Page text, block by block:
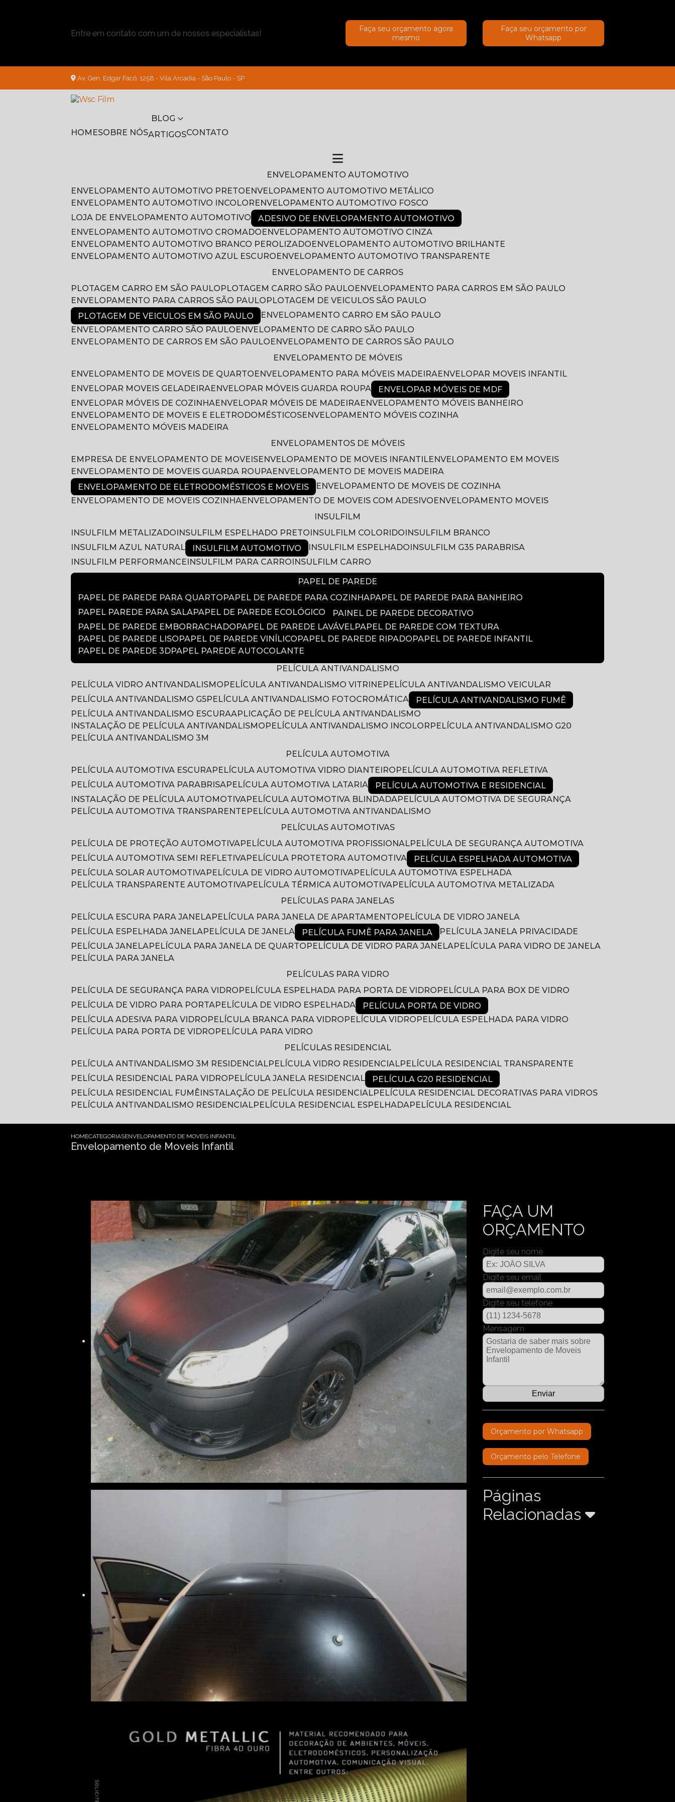
Entre em contato com um de nossos especialistas!
Faça seu orçamento agora
mesmo
Faça seu orçamento por
Whatsapp
Av. Gen. Edgar Facó, 1258 - Vila Arcadia - São Paulo - SP
HOME SOBRE NÓS
BLOG
ARTIGOS
CONTATO
ENVELOPAMENTO AUTOMOTIVO
ENVELOPAMENTO AUTOMOTIVO PRETO
ENVELOPAMENTO AUTOMOTIVO METÁLICO
ENVELOPAMENTO AUTOMOTIVO INCOLOR
ENVELOPAMENTO AUTOMOTIVO FOSCO
LOJA DE ENVELOPAMENTO AUTOMOTIVO
ADESIVO DE ENVELOPAMENTO AUTOMOTIVO
ENVELOPAMENTO AUTOMOTIVO CROMADO
ENVELOPAMENTO AUTOMOTIVO CINZA
ENVELOPAMENTO AUTOMOTIVO BRANCO PEROLIZADO
ENVELOPAMENTO AUTOMOTIVO BRILHANTE
ENVELOPAMENTO AUTOMOTIVO AZUL ESCURO
ENVELOPAMENTO AUTOMOTIVO TRANSPARENTE
ENVELOPAMENTO DE CARROS
PLOTAGEM CARRO EM SÃO PAULO
PLOTAGEM CARRO SÃO PAULO
ENVELOPAMENTO PARA CARROS EM SÃO PAULO
ENVELOPAMENTO PARA CARROS SÃO PAULO
PLOTAGEM DE VEICULOS SÃO PAULO
PLOTAGEM DE VEICULOS EM SÃO PAULO
ENVELOPAMENTO CARRO EM SÃO PAULO
ENVELOPAMENTO CARRO SÃO PAULO
ENVELOPAMENTO DE CARRO SÃO PAULO
ENVELOPAMENTO DE CARROS EM SÃO PAULO
ENVELOPAMENTO DE CARROS SÃO PAULO
ENVELOPAMENTO DE MÓVEIS
ENVELOPAMENTO DE MOVEIS DE QUARTO
ENVELOPAMENTO PARA MÓVEIS MADEIRA
ENVELOPAR MOVEIS INFANTIL
ENVELOPAR MOVEIS GELADEIRA
ENVELOPAR MÓVEIS GUARDA ROUPA
ENVELOPAR MÓVEIS DE MDF
ENVELOPAR MÓVEIS DE COZINHA
ENVELOPAR MÓVEIS DE MADEIRA
ENVELOPAMENTO MÓVEIS BANHEIRO
ENVELOPAMENTO DE MOVEIS E ELETRODOMÉSTICOS
ENVELOPAMENTO MÓVEIS COZINHA
ENVELOPAMENTO MÓVEIS MADEIRA
ENVELOPAMENTOS DE MÓVEIS
EMPRESA DE ENVELOPAMENTO DE MOVEIS
ENVELOPAMENTO DE MOVEIS INFANTIL
ENVELOPAMENTO EM MOVEIS
ENVELOPAMENTO DE MOVEIS GUARDA ROUPA
ENVELOPAMENTO DE MOVEIS MADEIRA
ENVELOPAMENTO DE ELETRODOMÉSTICOS E MOVEIS
ENVELOPAMENTO DE MOVEIS DE COZINHA
ENVELOPAMENTO DE MOVEIS COZINHA
ENVELOPAMENTO DE MOVEIS COM ADESIVO
ENVELOPAMENTO MOVEIS
INSULFILM
INSULFILM METALIZADO INSULFILM ESPELHADO PRETO INSULFILM COLORIDO INSULFILM BRANCO
INSULFILM AZUL NATURAL
INSULFILM AUTOMOTIVO INSULFILM ESPELHADO INSULFILM G35 PARABRISA
INSULFILM PERFORMANCE INSULFILM PARA CARRO INSULFILM CARRO
PAPEL DE PAREDE
PAPEL DE PAREDE PARA QUARTO
PAPEL DE PAREDE PARA COZINHA PAPEL DE PAREDE PARA BANHEIRO
PAPEL PAREDE PARA SALA PAPEL DE PAREDE ECOLÓGICO
PAINEL DE PAREDE DECORATIVO
PAPEL DE PAREDE EMBORRACHADO
PAPEL DE PAREDE LAVÁVEL PAPEL DE PAREDE COM TEXTURA
PAPEL DE PAREDE LISO
PAPEL DE PAREDE VINÍLICO PAPEL DE PAREDE RIPADO
PAPEL DE PAREDE INFANTIL
PAPEL DE PAREDE 3D PAPEL PAREDE AUTOCOLANTE
PELÍCULA ANTIVANDALISMO
PELÍCULA VIDRO ANTIVANDALISMO
PELÍCULA ANTIVANDALISMO VITRINE
PELÍCULA ANTIVANDALISMO VEICULAR
PELÍCULA ANTIVANDALISMO G5
PELÍCULA ANTIVANDALISMO FOTOCROMÁTICA
PELÍCULA ANTIVANDALISMO FUMÊ
PELÍCULA ANTIVANDALISMO ESCURA
APLICAÇÃO DE PELÍCULA ANTIVANDALISMO
INSTALAÇÃO DE PELÍCULA ANTIVANDALISMO
PELÍCULA ANTIVANDALISMO INCOLOR
PELÍCULA ANTIVANDALISMO G20
PELÍCULA ANTIVANDALISMO 3M
PELÍCULA AUTOMOTIVA
PELÍCULA AUTOMOTIVA ESCURA
PELÍCULA AUTOMOTIVA VIDRO DIANTEIRO
PELÍCULA AUTOMOTIVA REFLETIVA
PELÍCULA AUTOMOTIVA PARABRISA
PELÍCULA AUTOMOTIVA LATARIA
PELÍCULA AUTOMOTIVA E RESIDENCIAL
INSTALAÇÃO DE PELÍCULA AUTOMOTIVA
PELÍCULA AUTOMOTIVA BLINDADA
PELÍCULA AUTOMOTIVA DE SEGURANÇA
PELÍCULA AUTOMOTIVA TRANSPARENTE
PELÍCULA AUTOMOTIVA ANTIVANDALISMO
PELÍCULAS AUTOMOTIVAS
PELÍCULA DE PROTEÇÃO AUTOMOTIVA
PELÍCULA AUTOMOTIVA PROFISSIONAL
PELÍCULA DE SEGURANÇA AUTOMOTIVA
PELÍCULA AUTOMOTIVA SEMI REFLETIVA
PELÍCULA PROTETORA AUTOMOTIVA
PELÍCULA ESPELHADA AUTOMOTIVA
PELÍCULA SOLAR AUTOMOTIVA
PELÍCULA DE VIDRO AUTOMOTIVA
PELÍCULA AUTOMOTIVA ESPELHADA
PELÍCULA TRANSPARENTE AUTOMOTIVA
PELÍCULA TÉRMICA AUTOMOTIVA
PELÍCULA AUTOMOTIVA METALIZADA
PELÍCULAS PARA JANELAS
PELÍCULA ESCURA PARA JANELA
PELÍCULA PARA JANELA DE APARTAMENTO
PELÍCULA DE VIDRO JANELA
PELÍCULA ESPELHADA JANELA
PELÍCULA DE JANELA PELÍCULA FUMÊ PARA JANELA
PELÍCULA JANELA PRIVACIDADE
PELÍCULA JANELA
PELÍCULA PARA JANELA DE QUARTO PELÍCULA DE VIDRO PARA JANELA
PELÍCULA PARA VIDRO DE JANELA
PELÍCULA PARA JANELA
PELÍCULAS PARA VIDRO
PELÍCULA DE SEGURANÇA PARA VIDRO
PELÍCULA ESPELHADA PARA PORTA DE VIDRO
PELÍCULA PARA BOX DE VIDRO
PELÍCULA DE VIDRO PARA PORTA
PELÍCULA DE VIDRO ESPELHADA
PELÍCULA PORTA DE VIDRO
PELÍCULA ADESIVA PARA VIDRO
PELÍCULA BRANCA PARA VIDRO PELÍCULA VIDRO
PELÍCULA ESPELHADA PARA VIDRO
PELÍCULA PARA PORTA DE VIDRO
PELÍCULA PARA VIDRO
PELÍCULAS RESIDENCIAL
PELÍCULA ANTIVANDALISMO 3M RESIDENCIAL
PELÍCULA VIDRO RESIDENCIAL
PELÍCULA RESIDENCIAL TRANSPARENTE
PELÍCULA RESIDENCIAL PARA VIDRO
PELÍCULA JANELA RESIDENCIAL
PELÍCULA G20 RESIDENCIAL
PELÍCULA RESIDENCIAL FUMÊ INSTALAÇÃO DE PELÍCULA RESIDENCIAL
PELÍCULA RESIDENCIAL DECORATIVAS PARA VIDROS
PELÍCULA ANTIVANDALISMO RESIDENCIAL
PELÍCULA RESIDENCIAL ESPELHADA PELÍCULA RESIDENCIAL
HOMECATEGORIASENVELOPAMENTO DE MOVEIS INFANTIL
Envelopamento de Moveis Infantil
FAÇA UM
ORÇAMENTO
Digite seu nome
Digite seu email
Digite seu telefone
Mensagem
Orçamento por Whatsapp
Orçamento pelo Telefone
Páginas
Relacionadas